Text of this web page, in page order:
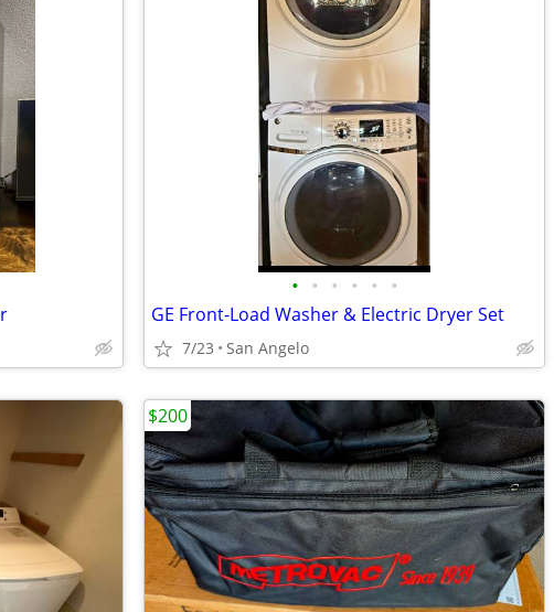
• • • • • •
GE Front-Load Washer & Electric Dryer Set
7/23 San Angelo
$200